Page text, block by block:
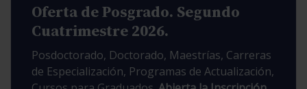
Oferta de Posgrado. Segundo
Cuatrimestre 2026.
Posdoctorado, Doctorado, Maestrías, Carreras
de Especialización, Programas de Actualización,